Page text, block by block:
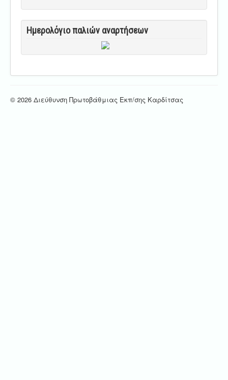
Ημερολόγιο παλιών αναρτήσεων
© 2026 Διεύθυνση Πρωτοβάθμιας Εκπ/σης Καρδίτσας